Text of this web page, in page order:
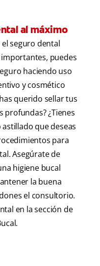
al máximo
seguro dental
puedes
haciendo uso
y cosmético
querido sellar tus
profundas? ¿Tienes
que deseas
para
Asegúrate de
higiene bucal
la buena
el consultorio.
en la sección de